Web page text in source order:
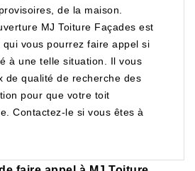
de la maison.
MJ Toiture Façades est
vous pourrez faire appel si
à une telle situation. Il vous
de qualité de recherche des
pour que votre toit
Contactez-le si vous êtes à